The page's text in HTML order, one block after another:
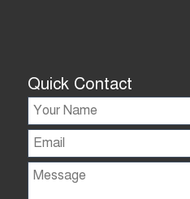
Quick Contact